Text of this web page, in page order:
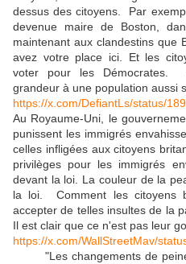
dessus des citoyens. Par
devenue maire de Boston,
maintenant aux clandestins
avez votre place ici. Et les
voter pour les Démocrates.
grandeur à une population aussi
https://x.com/DefiantLs/status/
Au Royaume-Uni, le
punissent les immigrés
celles infligées aux citoyens
privilèges pour les immigrés
devant la loi. La couleur de la
la loi. Comment les citoyens
accepter de telles insultes de la
Il est clair que ce n'est pas leur
https://x.com/WallStreetMav/
"Les changements de